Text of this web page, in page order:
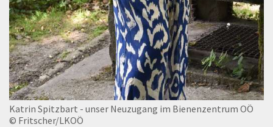
Katrin Spitzbart - unser Neuzugang im Bienenzentrum OÖ
© Fritscher/LKOÖ